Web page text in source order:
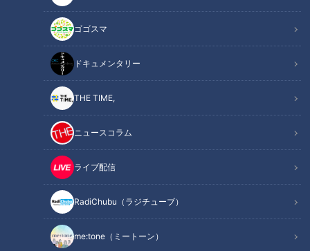
ゴゴスマ
ドキュメンタリー
THE TIME,
ニュースコラム
ライブ配信
RadiChubu（ラジチューブ）
me:tone（ミートーン）
この記事を見たあなたへのおすすめ